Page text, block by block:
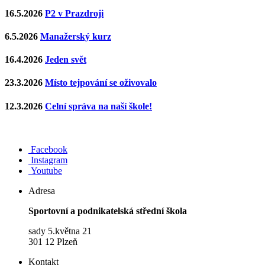
16.5.2026 P2 v Prazdroji
6.5.2026 Manažerský kurz
16.4.2026 Jeden svět
23.3.2026 Místo tejpování se oživovalo
12.3.2026 Celní správa na naší škole!
Facebook
Instagram
Youtube
Adresa
Sportovní a podnikatelská střední škola
sady 5.května 21
301 12 Plzeň
Kontakt